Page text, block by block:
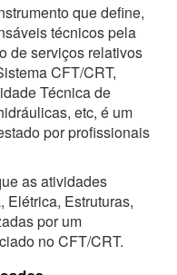
que define,
técnicos pela
de serviços relativos
CFT/CRT,
Técnica de
etc, é um
por profissionais
as atividades
Elétrica, Estruturas,
por um
no CFT/CRT.